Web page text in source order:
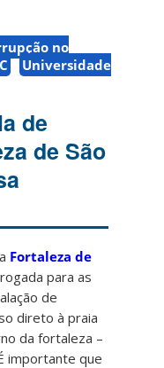
no
Universidade
de
de São
Fortaleza de
para as
de
direto à praia
da fortaleza –
importante que